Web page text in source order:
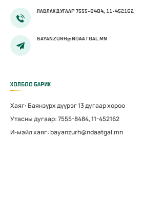
ЛАВЛАХ ДУГААР 7555-8484, 11-452162
BAYANZURH@NDAATGAL.MN
ХОЛБОО БАРИХ
Хаяг: Баянзүрх дүүрэг 13 дугаар хороо
Утасны дугаар: 7555-8484, 11-452162
И-мэйл хаяг: bayanzurh@ndaatgal.mn